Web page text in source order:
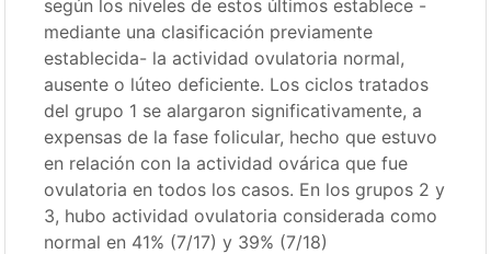
según los niveles de estos últimos establece -
mediante una clasificación previamente
establecida- la actividad ovulatoria normal,
ausente o lúteo deficiente. Los ciclos tratados
del grupo 1 se alargaron significativamente, a
expensas de la fase folicular, hecho que estuvo
en relación con la actividad ovárica que fue
ovulatoria en todos los casos. En los grupos 2 y
3, hubo actividad ovulatoria considerada como
normal en 41% (7/17) y 39% (7/18)